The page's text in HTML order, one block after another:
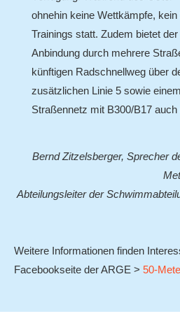
ohnehin keine Wettkämpfe,
Trainings statt. Zudem bietet
Anbindung durch mehrere
künftigen Radschnellweg über
zusätzlichen Linie 5 sowie
Straßennetz mit B300/B17
Bernd Zitzelsberger, Sprecher
Abteilungsleiter der
Weitere Informationen finden
Facebookseite der ARGE > 50-